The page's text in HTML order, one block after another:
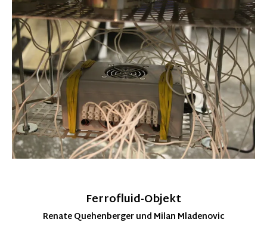
Ferrofluid-Objekt
Renate Quehenberger und Milan Mladenovic